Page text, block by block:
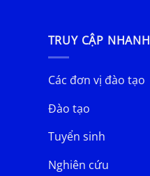
TRUY CẬP NHANH
Các đơn vị đào tạo
Đào tạo
Tuyển sinh
Nghiên cứu